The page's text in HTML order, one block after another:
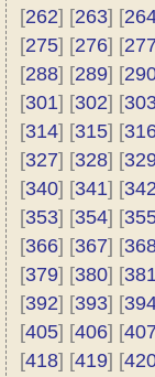
[262] [263] [
[275] [276] [
[288] [289] [
[301] [302] [
[314] [315] [
[327] [328] [
[340] [341] [
[353] [354] [
[366] [367] [
[379] [380] [
[392] [393] [
[405] [406] [
[418] [419] [